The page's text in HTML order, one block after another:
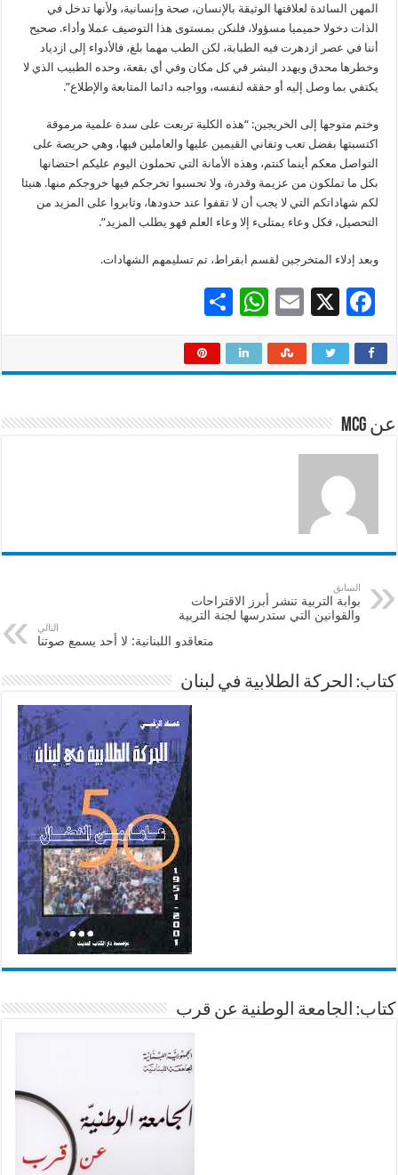
المهن السائدة لعلاقتها الوثيقة بالإنسان، صحة وإنسانية، ولأنها تدخل في
الذات دخولا حميميا مسؤولا، فلنكن بمستوى هذا التوصيف عملا وأداء. صحيح
أننا في عصر ازدهرت فيه الطبابة، لكن الطب مهما بلغ، فالأدواء إلى ازدياد
وخطرها محدق ويهدد البشر في كل مكان وفي أي بقعة، وحده الطبيب الذي لا
يكتفي بما وصل إليه أو حققه لنفسه، وواجبه دائما المتابعة والإطلاع”.
وختم متوجها إلى الخريجين: “هذه الكلية تربعت على سدة علمية مرموقة
اكتسبتها بفضل تعب وتفاني القيمين عليها والعاملين فيها، وهي حريصة على
التواصل معكم أينما كنتم، وهذه الأمانة التي تحملون اليوم عليكم احتضانها
بكل ما تملكون من عزيمة وقدرة، ولا تحسبوا تخرجكم فيها خروجكم منها. هنيئا
لكم شهاداتكم التي لا يجب أن لا تقفوا عند حدودها، وثابروا على المزيد من
التحصيل، فكل وعاء يمتلىء إلا وعاء العلم فهو يطلب المزيد”.
وبعد إدلاء المتخرجين لقسم ابقراط، تم تسليمهم الشهادات.
F
e
o
k
X
E
ai
W
at
p
ar
عن mcg
السابق
بوابة التربية تنشر أبرز الاقتراحات
والقوانين التي ستدرسها لجنة التربية
التالي
متعاقدو اللبنانية: لا أحد يسمع صوتنا
كتاب: الحركة الطلابية في لبنان
كتاب: الجامعة الوطنية عن قرب